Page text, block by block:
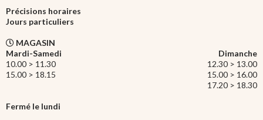
Précisions horaires
Jours particuliers
MAGASIN
Mardi-Samedi
Dimanche
10.00 > 11.30
12.30 > 13.00
15.00 > 18.15
15.00 > 16.00
17.20 > 18.30
Fermé le lundi